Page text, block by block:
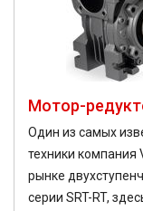
Мотор-
Один из самых
техники компания
рынке
серии SRT-RT,